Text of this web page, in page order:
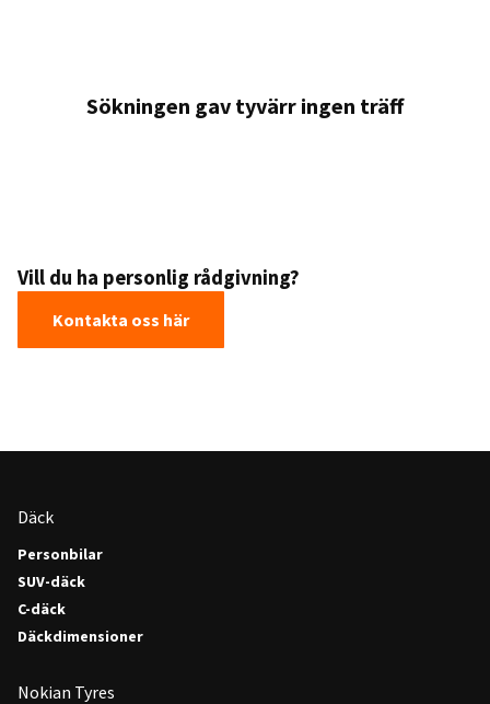
Sökningen gav tyvärr ingen träff
Vill du ha personlig rådgivning?
Kontakta oss här
Däck
Personbilar
SUV-däck
C-däck
Däckdimensioner
Nokian Tyres